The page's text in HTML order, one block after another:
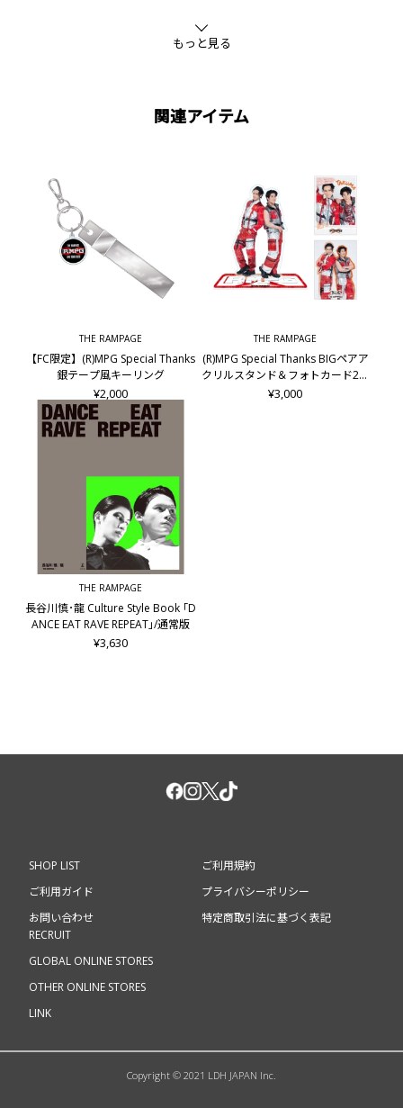
もっと見る
関連アイテム
THE RAMPAGE
【FC限定】(R)MPG Special Thanks
銀テープ風キーリング
¥2,000
THE RAMPAGE
(R)MPG Special Thanks BIGペアア
クリルスタンド＆フォトカード2枚
セット/龍&後藤拓磨
¥3,000
THE RAMPAGE
長谷川慎･龍 Culture Style Book ｢D
ANCE EAT RAVE REPEAT｣/通常版
¥3,630
SHOP LIST
ご利用ガイド
お問い合わせ
ご利用規約
プライバシーポリシー
特定商取引法に基づく表記
RECRUIT
GLOBAL ONLINE STORES
OTHER ONLINE STORES
LINK
Copyright © 2021 LDH JAPAN Inc.